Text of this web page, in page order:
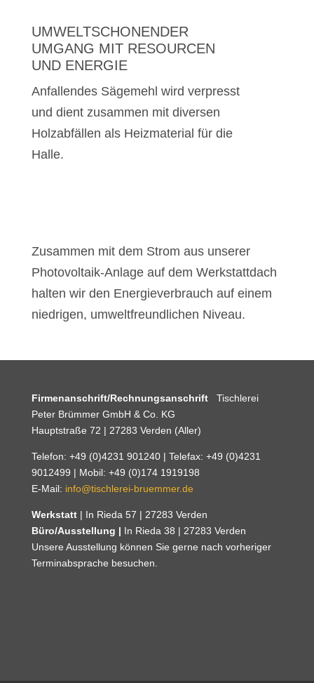
UMWELTSCHONENDER
UMGANG MIT RESOURCEN
UND ENERGIE
Anfallendes Sägemehl wird verpresst
und dient zusammen mit diversen
Holzabfällen als Heizmaterial für die
Halle.
Zusammen mit dem Strom aus unserer
Photovoltaik-Anlage auf dem Werkstattdach
halten wir den Energieverbrauch auf einem
niedrigen, umweltfreundlichen Niveau.
Firmenanschrift/Rechnungsanschrift Tischlerei
Peter Brümmer GmbH & Co. KG
Hauptstraße 72 | 27283 Verden (Aller)
Telefon: +49 (0)4231 901240 | Telefax: +49 (0)4231
9012499 | Mobil: +49 (0)174 1919198
E-Mail: info@tischlerei-bruemmer.de
Werkstatt| In Rieda 57 | 27283 Verden
Büro/Ausstellung | In Rieda 38 | 27283 Verden
Unsere Ausstellung können Sie gerne nach vorheriger
Terminabsprache besuchen.